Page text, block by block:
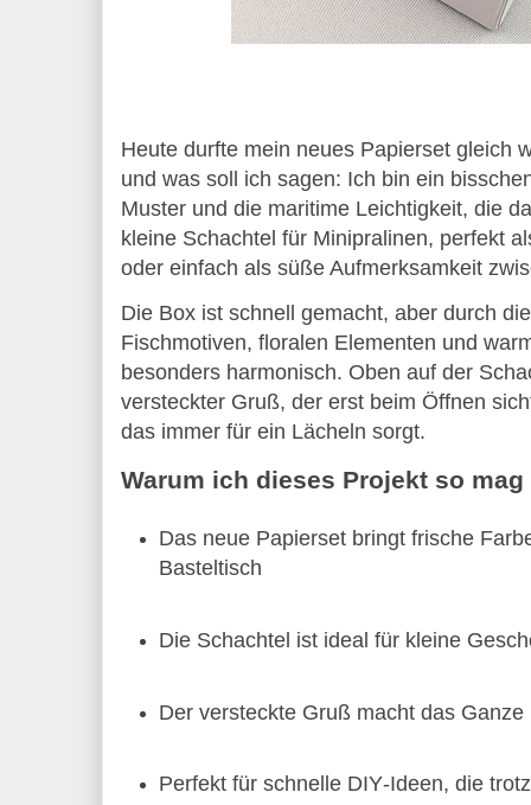
Heute durfte mein neues Papierset gleich
und was soll ich sagen: Ich bin ein
kleine Schachtel für Minipralinen, perfekt
oder einfach als süße Aufmerksamkeit
Die Box ist schnell gemacht, aber durch
Fischmotiven, floralen Elementen und
besonders harmonisch. Oben auf der
versteckter Gruß, der erst beim Öffnen
das immer für ein Lächeln sorgt.
Warum ich dieses Projekt so mag
Das neue Papierset bringt frische
Basteltisch
Die Schachtel ist ideal für kleine
Der versteckte Gruß macht das Ganze
Perfekt für schnelle DIY‑Ideen, die